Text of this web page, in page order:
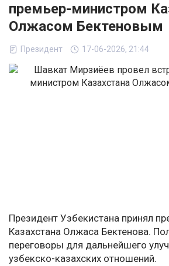
премьер-министром
Олжасом Бектеновым
Президент 17-06-2026, 21:44
Президент Узбекистана принял
Казахстана Олжаса Бектенова.
переговоры для дальнейшего
узбекско-казахских отношений.